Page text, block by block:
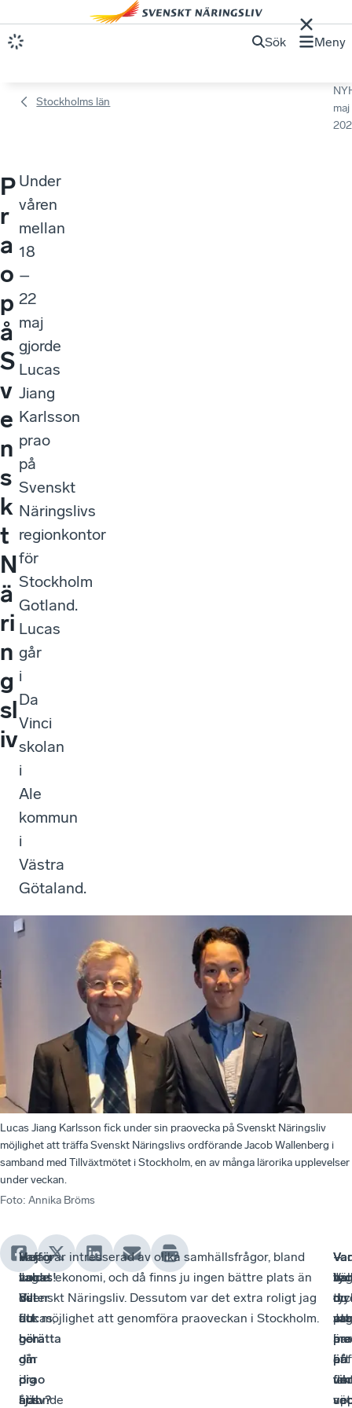
Sök Meny
Stockholms län
maj
P
r
a
o
p
å
S
v
e
n
s
k
t
N
ä
ri
n
g
sl
iv
Under
våren
mellan
18
–
22
maj
gjorde
Lucas
Jiang
Karlsson
prao
på
Svenskt
Näringslivs
regionkontor
för
Stockholm
Gotland.
Lucas
går
i
Da
Vinci
skolan
i
Ale
kommun
i
Västra
Götaland.
Lucas Jiang Karlsson fick under sin praovecka på Svenskt Näringsliv
möjlighet att träffa Svenskt Näringslivs ordförande Jacob Wallenberg i
samband med Tillväxtmötet i Stockholm, en av många lärorika upplevelser
under veckan.
Foto: Annika Bröms
Hej
Lucas!
Vill
du
berätta
om
dig
själv?
–
Jag
heter
Lucas,
och
går
i
åttonde
Varför
valde
du
att
göra
din
prao
hos
– Jag är intresserad av olika samhällsfrågor, bland
annat ekonomi, och då finns ju ingen bättre plats än
Svenskt Näringsliv. Dessutom var det extra roligt jag
fick möjlighet att genomföra praoveckan i Stockholm.
du
att
är
–
Jag
är
ett
har
du
på
–
Jag
har